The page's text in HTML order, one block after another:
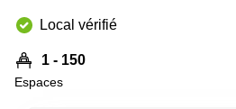
Local vérifié
1 - 150
Espaces